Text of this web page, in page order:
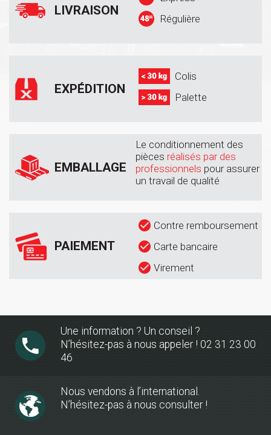
LIVRAISON
Régulière
EXPÉDITION
Colis
Palette
EMBALLAGE
Le conditionnement des
pièces réalisés par des
professionnels pour assurer
un travail de qualité
PAIEMENT
Contre remboursement
Carte bancaire
Virement
Une information ? Un conseil ?
N’hésitez-pas à nous appeler ! 02 31 23 00
46
Nous vendons à l’international.
N’hésitez-pas à nous consulter !